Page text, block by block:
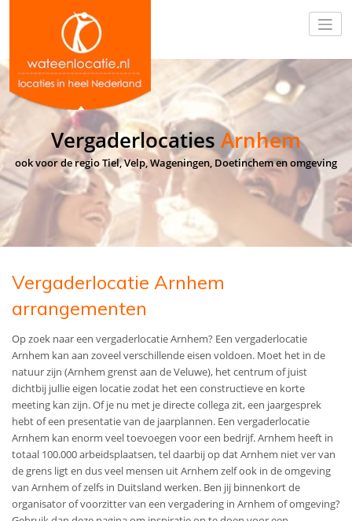
Vergaderlocaties Arnhem
ook voor de regio Tiel, Velp, Wageningen, Doetinchem en omgeving
Vergaderlocatie Arnhem
arrangementen
Op zoek naar een vergaderlocatie Arnhem? Een vergaderlocatie
Arnhem kan aan zoveel verschillende eisen voldoen. Moet het in de
natuur zijn (Arnhem grenst aan de Veluwe), het centrum of juist
dichtbij jullie eigen locatie zodat het een constructieve en korte
meeting kan zijn. Of je nu met je directe collega zit, een jaargesprek
hebt of een presentatie van de jaarplannen. Een vergaderlocatie
Arnhem kan enorm veel toevoegen voor een bedrijf. Arnhem heeft in
totaal 100.000 arbeidsplaatsen, tel daarbij op dat Arnhem niet ver van
de grens ligt en dus veel mensen uit Arnhem zelf ook in de omgeving
van Arnhem of zelfs in Duitsland werken. Ben jij binnenkort de
organisator of voorzitter van een vergadering in Arnhem of omgeving?